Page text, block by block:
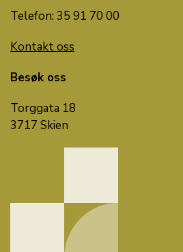
Telefon: 35 91 70 00
Kontakt oss
Besøk oss
Torggata 18
3717 Skien